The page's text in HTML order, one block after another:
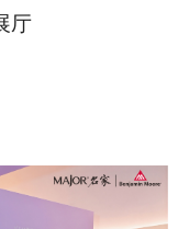
厅